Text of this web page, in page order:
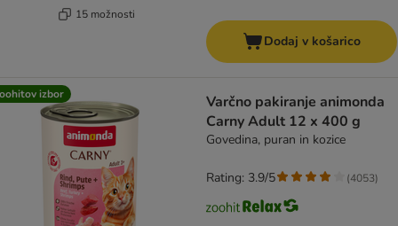
15 možnosti
Dodaj v košarico
izbor
Varčno pakiranje animonda
Carny Adult 12 x 400 g
Govedina, puran in kozice
Rating: 3.9/5 (4053)